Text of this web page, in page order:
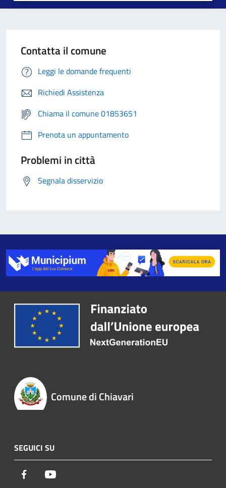
Contatta il comune
Leggi le domande frequenti
Richiedi Assistenza
Chiama il comune 01853651
Prenota un appuntamento
Problemi in città
Segnala disservizio
Comune di Chiavari
SEGUICI SU
Facebook